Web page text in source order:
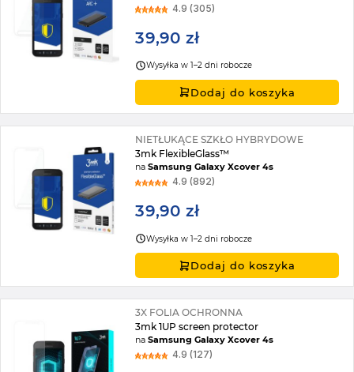
4.9 (305)
39,90 zł
Wysyłka w 1–2 dni robocze
Dodaj do koszyka
NIETŁUKĄCE SZKŁO HYBRYDOWE
3mk FlexibleGlass™
naSamsung Galaxy Xcover 4s
4.9 (892)
39,90 zł
Wysyłka w 1–2 dni robocze
Dodaj do koszyka
3X FOLIA OCHRONNA
3mk 1UP screen protector
naSamsung Galaxy Xcover 4s
4.9 (127)